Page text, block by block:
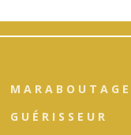
MARABOUTAGE
GUÉRISSEUR